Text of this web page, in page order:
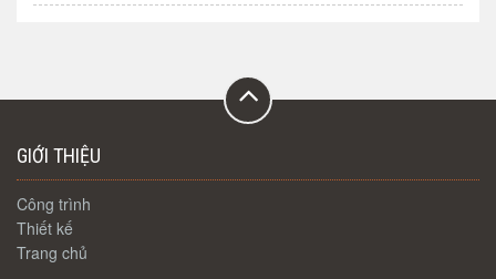
GIỚI THIỆU
Công trình
Thiết kế
Trang chủ